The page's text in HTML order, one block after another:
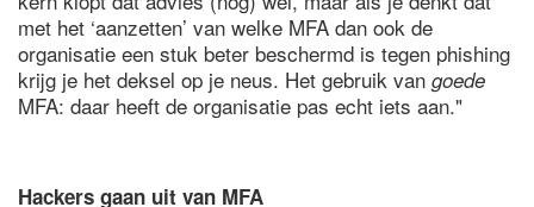
met het ‘aanzetten’ van welke MFA dan ook de
organisatie een stuk beter beschermd is tegen phishing
krijg je het deksel op je neus. Het gebruik van goede
MFA: daar heeft de organisatie pas echt iets aan."
Hackers gaan uit van MFA